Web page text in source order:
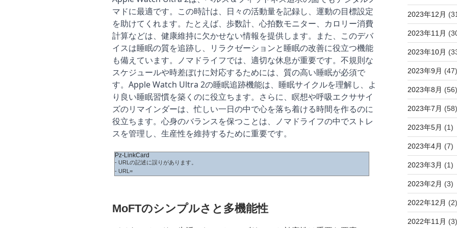
マドに最適です。この時計は、日々の活動量を記録し、運動の目標設定
を助けてくれます。たとえば、歩数計、心拍数モニター、カロリー消費
計算などは、健康維持に欠かせない情報を提供します。また、このデバ
イスは睡眠の質を追跡し、リラクゼーションと睡眠の改善に役立つ機能
も備えています。ノマドライフでは、適切な休息が重要です。不規則な
スケジュールや時差ぼけに対応するためには、質の高い睡眠が必須で
す。Apple Watch Ultra 2の睡眠追跡機能は、睡眠サイクルを理解し、よ
り良い睡眠習慣を築くのに役立ちます。さらに、瞑想や呼吸エクササイ
ズのリマインダーは、忙しい一日の中で心を落ち着ける時間を作るのに
役立ちます。心身のバランスを保つことは、ノマドライフの中でストレ
スを管理し、生産性を維持するために重要です。
Pz-LinkCard
- URLの記述に誤りがあります。
- URL=
MoFTのシンプルさと多機能性
2023年12月
2023年11月
2023年10月
2023年9月 (47)
2023年8月 (56)
2023年7月 (58)
2023年5月 (1)
2023年4月 (7)
2023年3月 (1)
2023年2月 (3)
2022年12月 (2)
2022年11月 (3)